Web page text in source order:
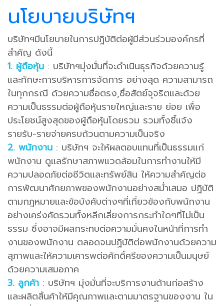
นโยบายบริษัทฯ
บริษัทฯมีนโยบายในการปฏิบัติต่อผู้มีส่วนร่วมองค์กรที่
สําคัญ ดังนี้
1. ผู้ถือหุ้น : บริษัทฯมุ่งมั่นที่จะดําเนินธุรกิจด้วยความรู้
และทักษะการบริหารการจัดการ อย่างสุด ความสามารถ
ในทุกกรณี ด้วยความซื่อตรง,ซื่อสัตย์จุจริตและด้วย
ความเป็นธรรมต่อผู้ถือหุ้นรายใหญ่และราย ย่อย เพื่อ
ประโยชน์สูงสุดของผู้ถือหุ้นโดยรวม รวมทั้งชี้แจ้ง
รายรับ-รายจ่ายครบถ้วนตามความเป็นจริง
2. พนักงาน : บริษัทฯ จะให้ผลตอบแทนที่เป็นธรรมแก่
พนักงาน ดูแลรักษาสภาพแวดล้อมในการทํางานให้มี
ความปลอดภัยต่อชีวิตและทรัพย์สิน ให้ความสําคัญต่อ
การพัฒนาศักยภาพของพนักงานอย่างสม่ําเสมอ ปฏิบัติ
ตามกฎหมายและข้อบังคับต่างๆที่เกี่ยวข้องกับพนักงาน
อย่างเคร่งคัดรวมทั้งหลีกเลี่ยงการกระทําใดๆที่ไม่เป็น
ธรรม ซึ่งอาจมีผลกระทบต่อความมั่นคงในหน้าที่การทํา
งานของพนักงาน ตลอดจนปฏิบัติต่อพนักงานด้วยความ
สุภาพและให้ความเคารพต่อศักดิ์ศรีของความเป็นมนุษย์
ด้วยความเสมอภาค
3. ลูกค้า : บริษัทฯ มุ่งมั่นที่จะบริการงานด้านก่อสร้าง
และผลิตสิ้นค้าให้มีคุณภาพและตามมาตรฐานของงาน ใน